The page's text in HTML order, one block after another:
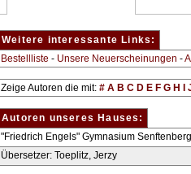
Weitere interessante Links:
Bestellliste - Unsere Neuerscheinungen -
Zeige Autoren die mit: # A B C D E F G H
Autoren unseres Hauses:
"Friedrich Engels" Gymnasium Senftenberg
Übersetzer: Toeplitz, Jerzy